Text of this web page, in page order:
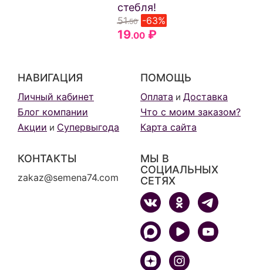
стебля!
51.50 -63%
19.00 ₽
НАВИГАЦИЯ
Личный кабинет
Блог компании
Акции и Супервыгода
ПОМОЩЬ
Оплата и Доставка
Что с моим заказом?
Карта сайта
КОНТАКТЫ
zakaz@semena74.com
МЫ В
СОЦИАЛЬНЫХ
СЕТЯХ